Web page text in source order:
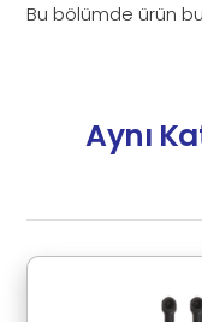
Bu bölümde ürün
Aynı